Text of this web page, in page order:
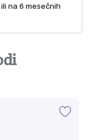
na 6 mesečnih